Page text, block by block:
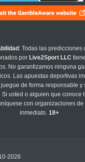
: Todas las predicciones
por Live2Sport LLC
No garantizamos ninguna
Las apuestas deportivas
de forma responsable y
usted o alguien que conoce
con organizaciones
inmediato.18+
2026